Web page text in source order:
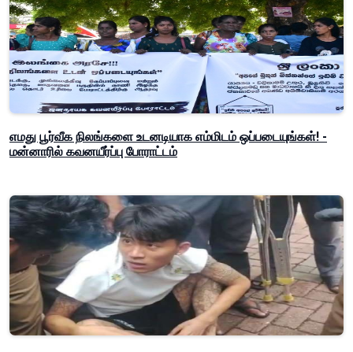
எமது பூர்வீக நிலங்களை உடனடியாக எம்மிடம் ஒப்படையுங்கள்! -
மன்னாரில் கவனயீர்ப்பு போராட்டம்